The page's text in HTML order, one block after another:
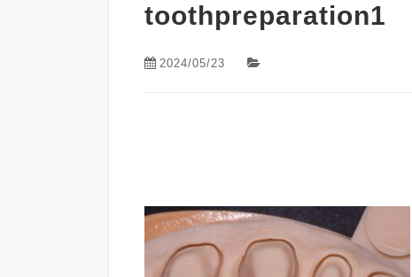
toothpreparation1
2024/05/23